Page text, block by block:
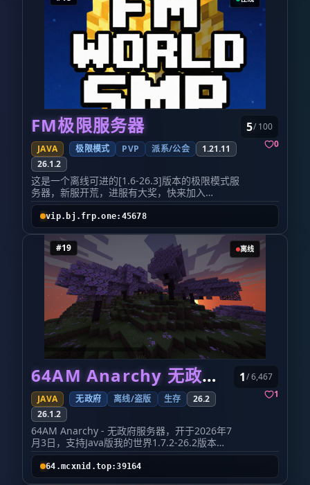
🧭 生存世界 + 地皮领地世界​ 超大生存世界自由
探索，收集资源、建造基地。配套领地地皮系
统，玩家可以购置专属领地，安心搭建建筑，防
止他人恶意破坏。无论是休闲建造，还是资源采
集，都能拥有舒适的生存空间。
🛏️ 起床战争｜多元娱乐玩法​ 厌倦副本开荒？随
时传送至娱乐专区游玩起床战争。除此之外服务
器内置抽奖、每日签到、周期性活动、NPC 任务
等大量附属内容，兼顾硬核挑战与休闲娱乐，单
人游玩、好友结伴都能找到乐趣。
👻 灵魂空间特色机制​ 独特灵魂空间玩法，掉落
物直进灵魂仓库|无限堆叠|分类查找|拓展养成
路线，丰富装备获取途径，增添冒险策略性。搭
配自定义附魔系统，突破原版附魔限制，解锁更
强属性，拓展养成上限。
💰原创多级货币经济体系​ 木币、石币、铜币、铁
币、银币、金币多级货币互通兑换。玩家市场、
交易商店并行，形成健康循环的玩家经济，自由
交易资源与装备，拒绝恶性通胀。配套军衔晋升
系统，逐步解锁专属称号、权限与福利，收获属
于勇者的荣耀。
📜服务器管理规则​ 禁止使用外挂、MOD 作弊、
利用 BUG 牟利，一经查实永久封禁； 禁止恶意
刷屏、引战、辱骂他人、破坏其他玩家领地； 禁
止私自提取本服配置、材质、界面文件，禁止二
次分发、盗用搭建； 任何倒卖服务器资源、散播
盗版整合包行为，管理员将严肃处理。
⚠️版权郑重声明​ 次元城の勇者大陆全部自定义
GUI、副本配置、货币体系、称号系统、装备文
本、场景素材均为本人独立创作。
作者保留一切权利，禁止转载、私自搬运、提取
配置、二次分发、未经许可搭建开服。 对于盗用
本服内容进行运营的行为，本人将持续收集证
据，发起维权。 我们坚持长期稳定运营，持续更
新副本、装备、活动内容，不会随意重置存档。
怀旧 1.12.2 的冒险者们，冒险的大门已经敞
开，我们在次元城等候你的到来！
FM极限服务器
JAVA 极限模式 PVP 派系/公会
1.21.11
26.1.2
这是一个离线可进的[1.6-26.3]版本的极限模式服
务器，新服开荒，进服有大奖，快来加入
吧！！！！！！！！！！！！！！！！！！！
5/ 100
0
vip.bj.frp.one:45678
#19 离线
64AM Anarchy 无政府服务器
JAVA 无政府 离线/盗版 生存
26.2
26.1.2
64AM Anarchy - 无政府服务器，开于2026年7
月3日，支持Java版我的世界1.7.2-26.2版本，
大家推荐玩1.21.11版本，支持离线！！！服务
器地址:64.mcxnid.top:39164，但是最近丢
包，偶然会卡，多地区动态VPC大宽带
1/ 6,467
1
64.mcxnid.top:39164